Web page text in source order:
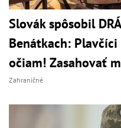
Slovák spôsobil
Benátkach:
očiam! Zasahovať
Zahraničné